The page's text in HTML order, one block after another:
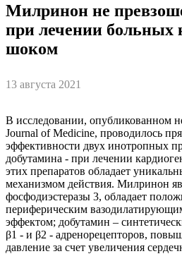
Милринон не
при лечении больных
шоком
13 августа 2021
В исследовании, опубликованном
Journal of Medicine, проводилось
эффективности двух инотропных
добутамина - при лечении
этих препаратов обладает
механизмом действия. Милринон
фосфодиэстеразы 3, обладает
периферическим
эффектом; добутамин –
β1 - и β2 - адренорецепторов,
давление за счет увеличения